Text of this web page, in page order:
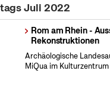
Juli 2022
Rom am Rhein -
Rekonstruktionen
Archäologische
MiQua im